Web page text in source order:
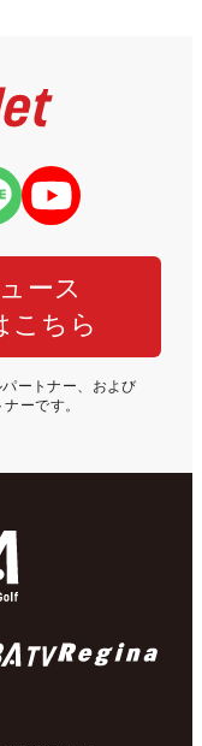
ース
こちら
ートナー、および
ーです。